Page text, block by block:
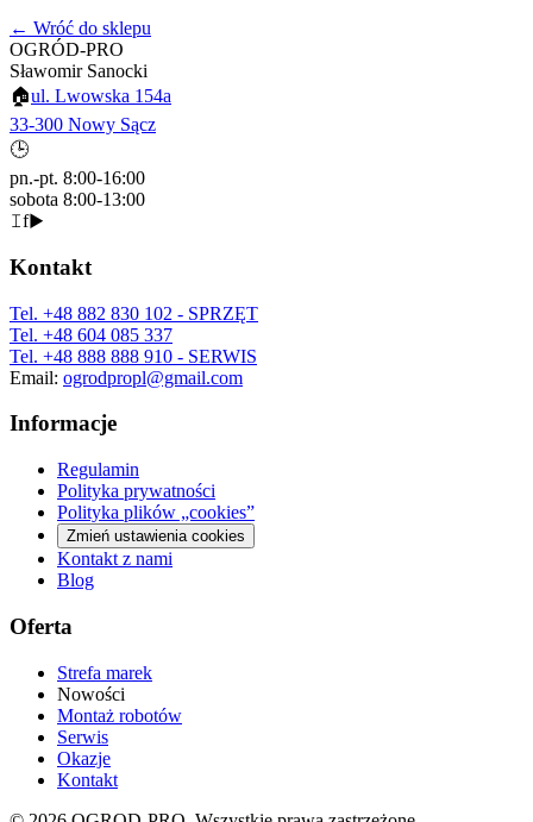
← Wróć do sklepu
OGRÓD-PRO
Sławomir Sanocki
🏠ul. Lwowska 154a
33-300 Nowy Sącz
🕒
pn.-pt. 8:00-16:00
sobota 8:00-13:00
𝙸f▶
Kontakt
Tel. +48 882 830 102 - SPRZĘT
Tel. +48 604 085 337
Tel. +48 888 888 910 - SERWIS
Email: ogrodpropl@gmail.com
Informacje
Regulamin
Polityka prywatności
Polityka plików „cookies”
Zmień ustawienia cookies
Kontakt z nami
Blog
Oferta
Strefa marek
Nowości
Montaż robotów
Serwis
Okazje
Kontakt